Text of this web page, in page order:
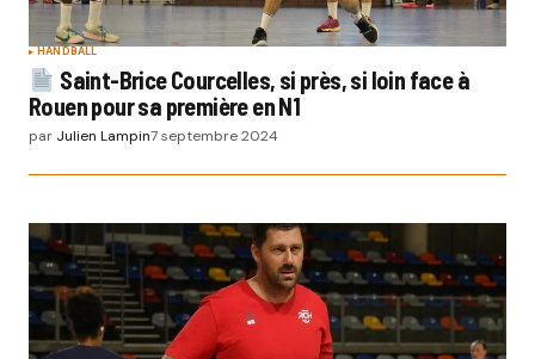
HANDBALL
Saint-Brice Courcelles, si près, si loin face à
Rouen pour sa première en N1
par Julien Lampin7 septembre 2024